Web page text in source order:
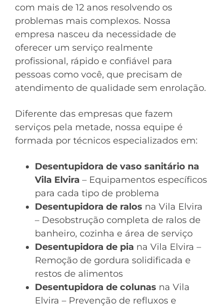
com mais de 12 anos resolvendo os
problemas mais complexos. Nossa
empresa nasceu da necessidade de
oferecer um serviço realmente
profissional, rápido e confiável para
pessoas como você, que precisam de
atendimento de qualidade sem enrolação.
Diferente das empresas que fazem
serviços pela metade, nossa equipe é
formada por técnicos especializados em:
Desentupidora de vaso sanitário na
Vila Elvira – Equipamentos específicos
para cada tipo de problema
Desentupidora de ralos na Vila Elvira
– Desobstrução completa de ralos de
banheiro, cozinha e área de serviço
Desentupidora de pia na Vila Elvira –
Remoção de gordura solidificada e
restos de alimentos
Desentupidora de colunas na Vila
Elvira – Prevenção de refluxos e